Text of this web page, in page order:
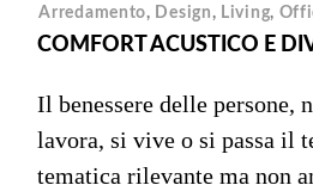
Arredamento, Design, Living,
COMFORT ACUSTICO E
Il benessere delle persone,
lavora, si vive o si passa il
tematica rilevante ma non